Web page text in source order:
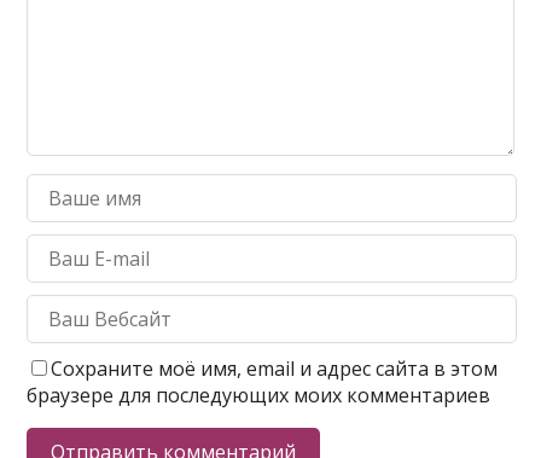
Сохраните моё имя, email и адрес сайта в этом
браузере для последующих моих комментариев